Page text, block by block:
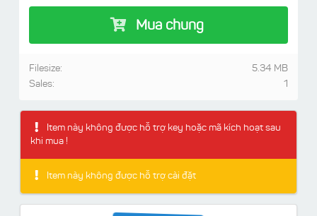
Mua chung
5.34 MB
Filesize:
1
Sales:
Item này không được hỗ trợ key hoặc mã kích hoạt sau
khi mua !
Item này không được hỗ trợ cài đặt